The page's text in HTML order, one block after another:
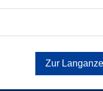
Zur